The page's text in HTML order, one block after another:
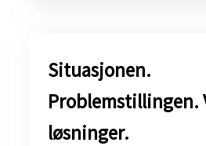
​Situasjonen.
Problemstillingen.
løsninger.